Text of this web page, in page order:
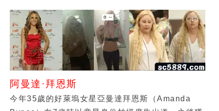
阿曼達·拜恩斯
今年35歲的好萊塢女星亞曼達拜恩斯（Amanda